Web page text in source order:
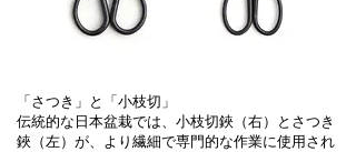
「さつき」と「小枝切」
伝統的な日本盆栽では、小枝切鋏（右）とさつき
鋏（左）が、より繊細で専門的な作業に使用され